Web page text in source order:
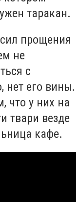
таракан.
прощения
не
с
нет его вины.
что у них на
твари везде
кафе.